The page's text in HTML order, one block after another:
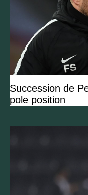
Succession de
pole position